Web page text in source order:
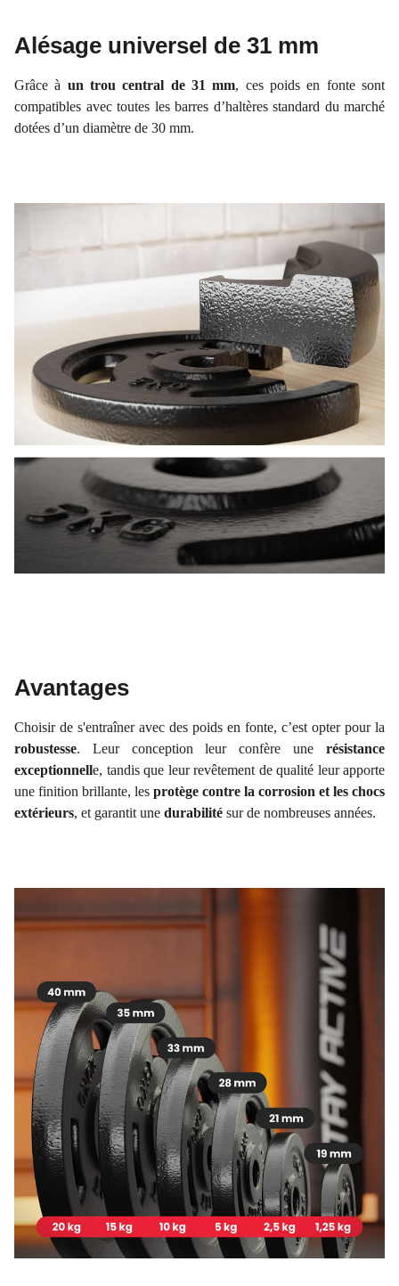
Alésage universel de 31 mm
Grâce à un trou central de 31 mm, ces poids en fonte sont
compatibles avec toutes les barres d’haltères standard du marché
dotées d’un diamètre de 30 mm.
Avantages
Choisir de s'entraîner avec des poids en fonte, c’est opter pour la
robustesse. Leur conception leur confère une résistance
exceptionnelle, tandis que leur revêtement de qualité leur apporte
une finition brillante, les protège contre la corrosion et les chocs
extérieurs, et garantit une durabilité sur de nombreuses années.